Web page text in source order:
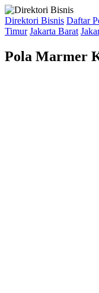
Direktori Bisnis Daftar
Timur Jakarta Barat
Pola Marmer